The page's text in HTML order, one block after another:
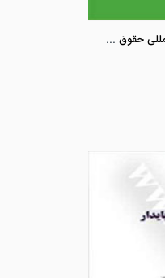
مجموعه مقالات اولین کنفرانس بین المللی حقوق بشر و محیط زیست